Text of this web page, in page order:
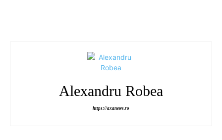
Alexandru Robea
https://axanews.ro